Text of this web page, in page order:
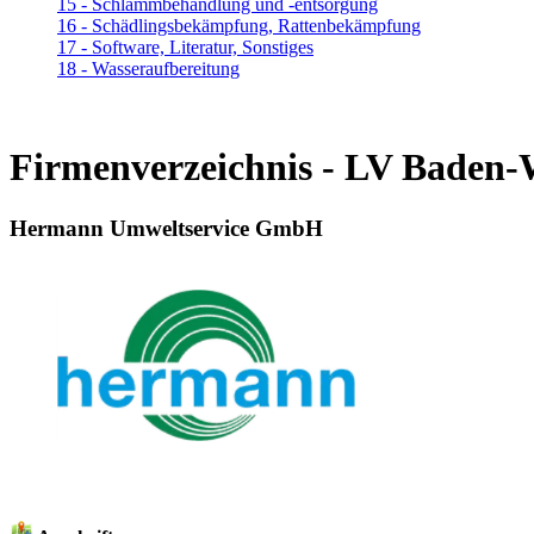
16 - Schädlingsbekämpfung, Rattenbekämpfung
17 - Software, Literatur, Sonstiges
18 - Wasseraufbereitung
Firmenverzeichnis - LV
Hermann Umweltservice GmbH